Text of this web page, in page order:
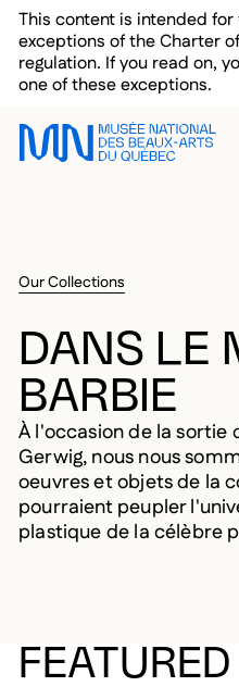
Skip to main menu
Skip to main content
Skip to footer
This content is intended
exceptions of the Charter
regulation. If you read on,
one of these exceptions.
Our Collections
DANS LE
BARBIE
À l'occasion de la sortie
Gerwig, nous nous
oeuvres et objets de la
pourraient peupler
plastique de la célèbre
FEATURED